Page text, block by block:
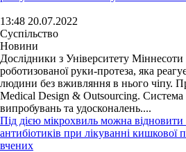
13:48 20.07.2022
Суспільство
Новини
Дослідники з Університету
роботизованої руки-протеза, яка
людини без вживляння в нього чіпу.
Medical Design & Outsourcing. Система
випробувань та удосконалень....
Під дією мікрохвиль можна відновити
антибіотиків при лікуванні кишкової
вчених